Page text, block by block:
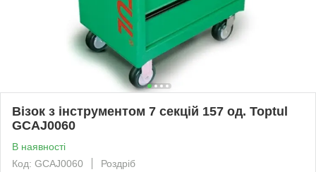
Візок з інструментом 7 секцій 157 од. Toptul
GCAJ0060
В наявності
Код: GCAJ0060
Роздріб